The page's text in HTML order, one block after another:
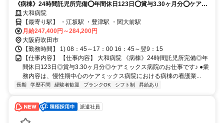
《病棟》24時間託児所完備⭕年間休日123日⭕賞与3.30ヶ月分⭕ケアミ
ックス病院のお仕事です✨
大和病院
【最寄り駅】 ・江坂駅 ・豊津駅 ・関大前駅
月給247,400円～284,200円
大阪府吹田市
【勤務時間】 1) 08：45～17：00 16：45～翌9：15
【仕事内容】 【仕事内容】 大和病院 《病棟》24時間託児所完備◎年
間休日123日◎賞与3.30ヶ月分◎ケアミックス病院のお仕事です♪ ●業
務内容は、慢性期中心のケアミックス病院における病棟の看護業...
長期 学歴不問 経験者歓迎 ブランクOK シフト制 昇給あり
派遣社員